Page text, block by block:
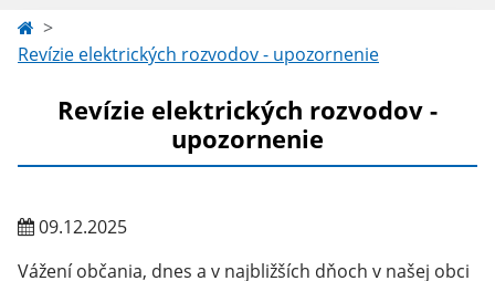
Revízie elektrických rozvodov - upozornenie
Revízie elektrických rozvodov -
upozornenie
09.12.2025
Vážení občania, dnes a v najbližších dňoch v našej obci